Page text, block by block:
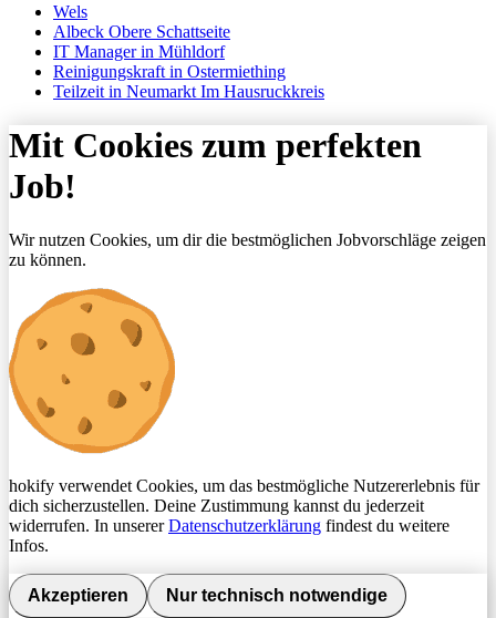
Wels
Albeck Obere Schattseite
IT Manager in Mühldorf
Reinigungskraft in Ostermiething
Teilzeit in Neumarkt Im Hausruckkreis
Mit Cookies zum perfekten
Job!
Wir nutzen Cookies, um dir die bestmöglichen Jobvorschläge zeigen
zu können.
hokify verwendet Cookies, um das bestmögliche Nutzererlebnis für
dich sicherzustellen. Deine Zustimmung kannst du jederzeit
widerrufen. In unsererDatenschutzerklärung findest du weitere
Infos.
Akzeptieren Nur technisch notwendige